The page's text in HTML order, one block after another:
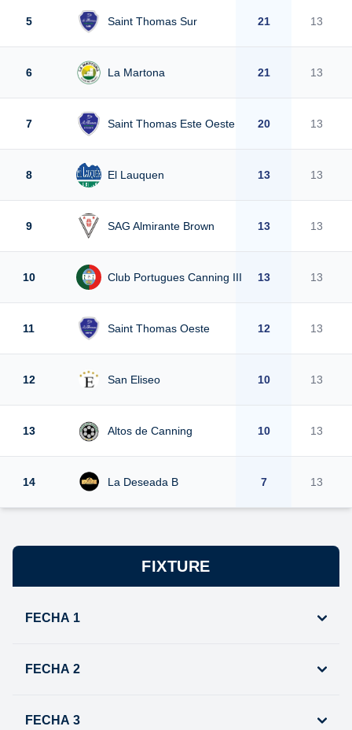
5 Saint Thomas Sur 21 13
6 La Martona 21 13
7 Saint Thomas Este Oeste 20 13
8 El Lauquen 13 13
9 SAG Almirante Brown 13 13
10 Club Portugues Canning III 13 13
11 Saint Thomas Oeste 12 13
12 San Eliseo 10 13
13 Altos de Canning 10 13
14 La Deseada B 7 13
FIXTURE
FECHA 1
FECHA 2
FECHA 3